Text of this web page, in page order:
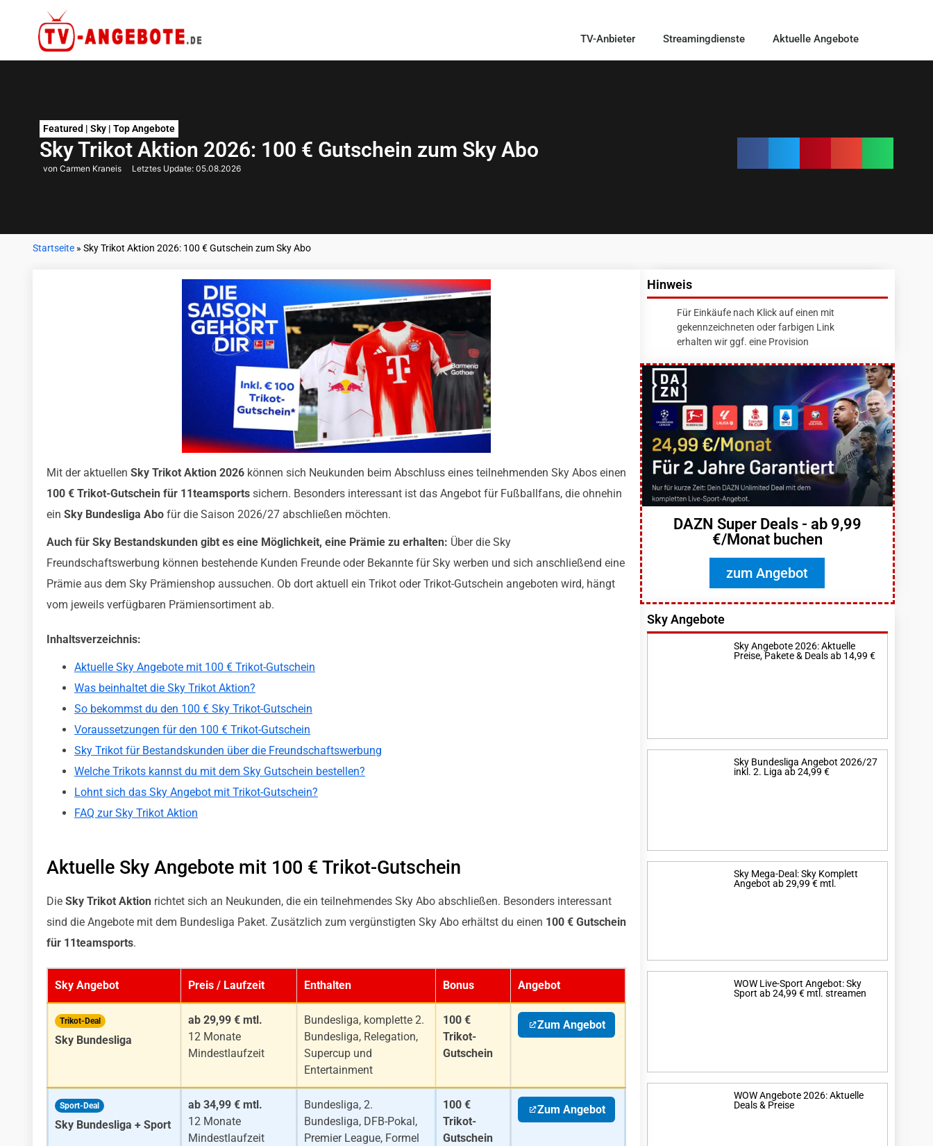
TV-Anbieter Streamingdienste Aktuelle Angebote
Featured | Sky | Top Angebote
Sky Trikot Aktion 2026: 100 € Gutschein zum Sky Abo
von Carmen Kraneis Letztes Update: 05.08.2026
Startseite » Sky Trikot Aktion 2026: 100 € Gutschein zum Sky Abo
Mit der aktuellen Sky Trikot Aktion 2026 können sich Neukunden beim Abschluss eines teilnehmenden Sky Abos einen
100 € Trikot-Gutschein für 11teamsports sichern. Besonders interessant ist das Angebot für Fußballfans, die ohnehin
ein Sky Bundesliga Abo für die Saison 2026/27 abschließen möchten.
Auch für Sky Bestandskunden gibt es eine Möglichkeit, eine Prämie zu erhalten: Über die Sky
Freundschaftswerbung können bestehende Kunden Freunde oder Bekannte für Sky werben und sich anschließend eine
Prämie aus dem Sky Prämienshop aussuchen. Ob dort aktuell ein Trikot oder Trikot-Gutschein angeboten wird, hängt
vom jeweils verfügbaren Prämiensortiment ab.
Inhaltsverzeichnis:
Aktuelle Sky Angebote mit 100 € Trikot-Gutschein
Was beinhaltet die Sky Trikot Aktion?
So bekommst du den 100 € Sky Trikot-Gutschein
Voraussetzungen für den 100 € Trikot-Gutschein
Sky Trikot für Bestandskunden über die Freundschaftswerbung
Welche Trikots kannst du mit dem Sky Gutschein bestellen?
Lohnt sich das Sky Angebot mit Trikot-Gutschein?
FAQ zur Sky Trikot Aktion
Aktuelle Sky Angebote mit 100 € Trikot-Gutschein
Die Sky Trikot Aktion richtet sich an Neukunden, die ein teilnehmendes Sky Abo abschließen. Besonders interessant
sind die Angebote mit dem Bundesliga Paket. Zusätzlich zum vergünstigten Sky Abo erhältst du einen 100 € Gutschein
für 11teamsports.
Sky Angebot Preis / Laufzeit Enthalten Bonus Angebot
Trikot-Deal
Sky Bundesliga
ab 29,99 € mtl.
12 Monate
Mindestlaufzeit
Bundesliga, komplette 2.
Bundesliga, Relegation,
Supercup und
Entertainment
100 €
Trikot-
Gutschein
Zum Angebot
Sport-Deal
Sky Bundesliga + Sport
ab 34,99 € mtl.
12 Monate
Mindestlaufzeit
Bundesliga, 2.
Bundesliga, DFB-Pokal,
Premier League, Formel
100 €
Trikot-
Gutschein
Zum Angebot
Hinweis
Für Einkäufe nach Klick auf einen mit
gekennzeichneten oder farbigen Link
erhalten wir ggf. eine Provision
DAZN Super Deals - ab 9,99
€/Monat buchen
zum Angebot
Sky Angebote
Sky Angebote 2026: Aktuelle
Preise, Pakete & Deals ab 14,99 €
Sky Bundesliga Angebot 2026/27
inkl. 2. Liga ab 24,99 €
Sky Mega-Deal: Sky Komplett
Angebot ab 29,99 € mtl.
WOW Live-Sport Angebot: Sky
Sport ab 24,99 € mtl. streamen
WOW Angebote 2026: Aktuelle
Deals & Preise